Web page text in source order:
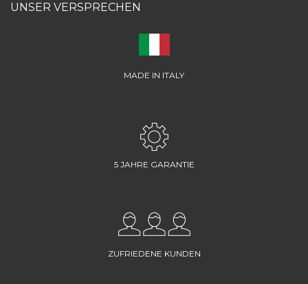
UNSER VERSPRECHEN
MADE IN ITALY
5 JAHRE GARANTIE
ZUFRIEDENE KUNDEN